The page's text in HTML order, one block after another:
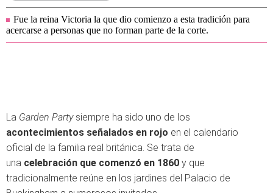
Fue la reina Victoria la que dio comienzo a esta tradición para
acercarse a personas que no forman parte de la corte.
La Garden Partysiempre ha sido uno de los
acontecimientos señalados en rojo en el calendario
oficial de la familia real británica. Se trata de
una celebración que comenzó en 1860 y que
tradicionalmente reúne en los jardines del Palacio de